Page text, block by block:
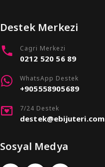
Destek Merkezi
Cagri Merkezi
0212 520 56 89
WhatsApp Destek
+905558905689
7/24 Destek
destek@ebijuteri.com
Sosyal Medya